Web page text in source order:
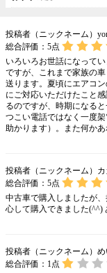
投稿者（ニックネーム）
総合評価： 5点
いろいろお世話になって
ですが、これまで家族の
送ります。夏頃にエアコ
にご対応いただけたこと
るのですが、時期になる
つこい電話ではなく一度
助かります）。また何か
投稿者（ニックネーム）カ
総合評価： 5点
中古車で購入しましたが
心して購入できました(^^)
投稿者（ニックネーム）
総合評価： 1点